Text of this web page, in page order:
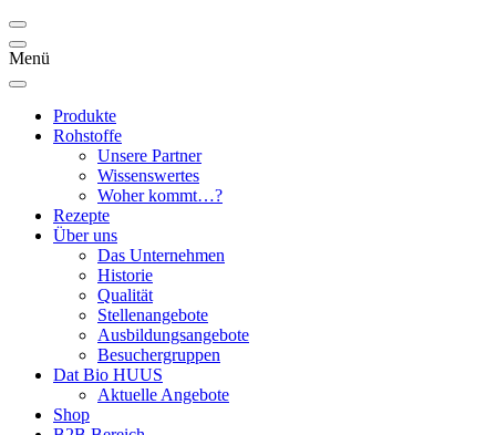
Menü
Produkte
Rohstoffe
Unsere Partner
Wissenswertes
Woher kommt…?
Rezepte
Über uns
Das Unternehmen
Historie
Qualität
Stellenangebote
Ausbildungsangebote
Besuchergruppen
Dat Bio HUUS
Aktuelle Angebote
Shop